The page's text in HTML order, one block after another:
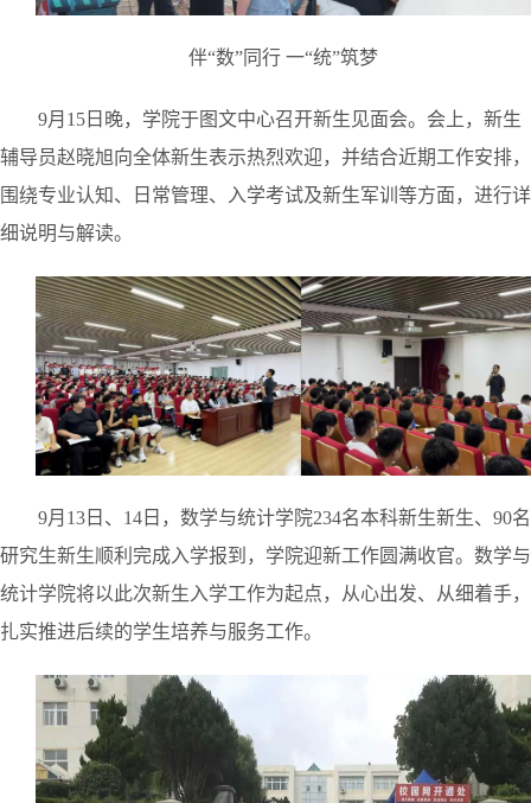
伴“数”同行 一“统”筑梦
9月15日晚，学院于图文中心召开新生见面会。会上，新生
辅导员赵晓旭向全体新生表示热烈欢迎，并结合近期工作安排，
围绕专业认知、日常管理、入学考试及新生军训等方面，进行详
细说明与解读。
9月13日、14日，数学与统计学院234名本科新生新生、90名
研究生新生顺利完成入学报到，学院迎新工作圆满收官。数学与
统计学院将以此次新生入学工作为起点，从心出发、从细着手，
扎实推进后续的学生培养与服务工作。